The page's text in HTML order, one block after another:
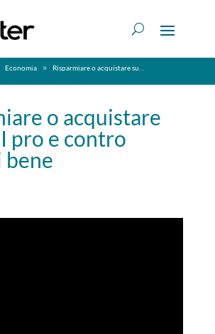
Economia Risparmiare o acquistare subito? I pro e contro spiegati bene
o acquistare
pro e contro
bene